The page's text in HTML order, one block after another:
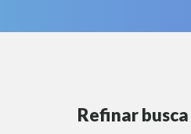
Refinar busca